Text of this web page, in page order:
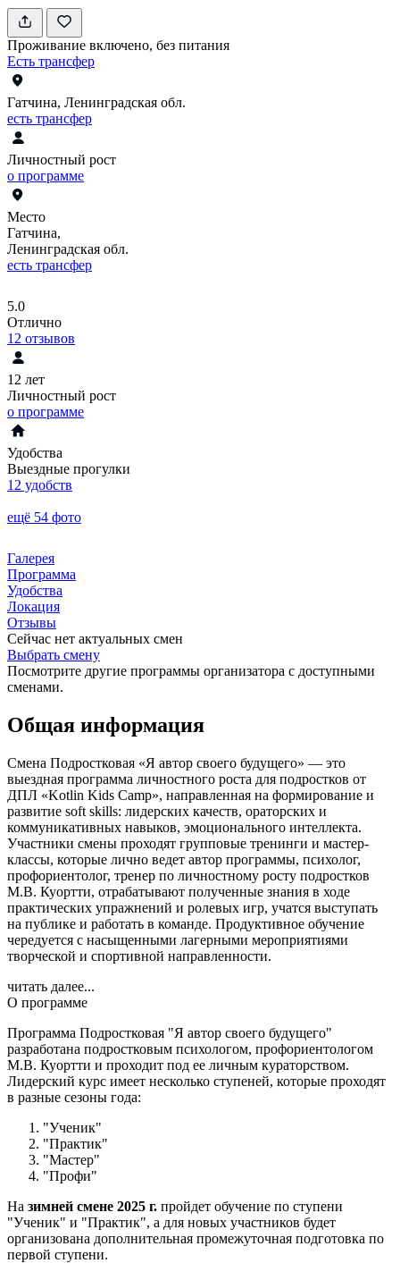
Проживание включено, без питания
Есть трансфер
Гатчина, Ленинградская обл.
есть трансфер
Личностный рост
о программе
Место
Гатчина,
Ленинградская обл.
есть трансфер
5.0
Отлично
12 отзывов
12 лет
Личностный рост
о программе
Удобства
Выездные прогулки
12 удобств
ещё 54 фото
Галерея
Программа
Удобства
Локация
Отзывы
Сейчас нет актуальных смен
Выбрать смену
Посмотрите другие программы организатора с доступными
сменами.
Общая информация
Смена Подростковая «Я автор своего будущего» — это
выездная программа личностного роста для подростков от
ДПЛ «Kotlin Kids Camp», направленная на формирование и
развитие soft skills: лидерских качеств, ораторских и
коммуникативных навыков, эмоционального интеллекта.
Участники смены проходят групповые тренинги и мастер-
классы, которые лично ведет автор программы, психолог,
профориентолог, тренер по личностному росту подростков
М.В. Куортти, отрабатывают полученные знания в ходе
практических упражнений и ролевых игр, учатся выступать
на публике и работать в команде. Продуктивное обучение
чередуется с насыщенными лагерными мероприятиями
творческой и спортивной направленности.
читать далее...
О программе
Программа Подростковая "Я автор своего будущего"
разработана подростковым психологом, профориентологом
М.В. Куортти и проходит под ее личным кураторством.
Лидерский курс имеет несколько ступеней, которые проходят
в разные сезоны года:
"Ученик"
"Практик"
"Мастер"
"Профи"
На зимней смене 2025 г. пройдет обучение по ступени
"Ученик" и "Практик", а для новых участников будет
организована дополнительная промежуточная подготовка по
первой ступени.​